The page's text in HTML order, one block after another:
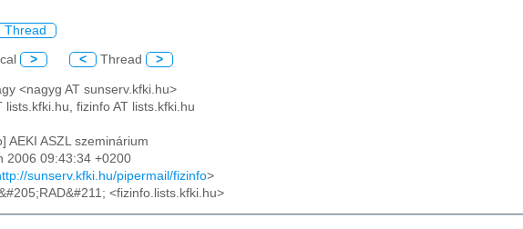
Thread
> < Thread >
<nagyg AT sunserv.kfki.hu>
lists.kfki.hu, fizinfo AT lists.kfki.hu
AEKI ASZL szeminárium
2006 09:43:34 +0200
sunserv.kfki.hu/pipermail/fizinfo>
<fizinfo.lists.kfki.hu>